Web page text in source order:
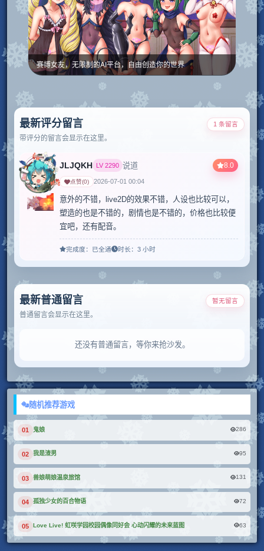
赛博女友，无限制的AI平台，自由创造你的世界
最新评分留言
带评分的留言会显示在这里。
1 条留言
8.0
JLJQKH LV2290 说道
点赞(0) 2026-07-01 00:04
意外的不错，live2D的效果不错，人设也比较可以，
塑造的也是不错的，剧情也是不错的，价格也比较便
宜吧，还有配音。
完成度： 已全通 时长： 3 小时
最新普通留言
普通留言会显示在这里。
暂无留言
还没有普通留言，等你来抢沙发。
随机推荐游戏
01 鬼娘 286
02 我是渣男 95
03 兽娘萌娘温泉旅馆 131
04 孤独少女的百合物语 72
05 Love Live! 虹咲学园校园偶像同好会 心动闪耀的未来蓝图 63